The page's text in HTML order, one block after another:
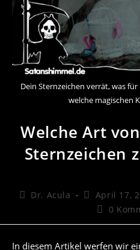
Dein Sternzeichen verrät, was
welche magischen
Welche Art
Sternzeichen
Beitrags-
Dr. Acula
Beitrag
April 17,
Beitrags-
0
In diesem Artikel werfen wir